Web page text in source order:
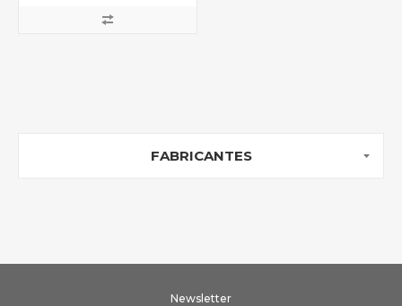
FABRICANTES
Newsletter